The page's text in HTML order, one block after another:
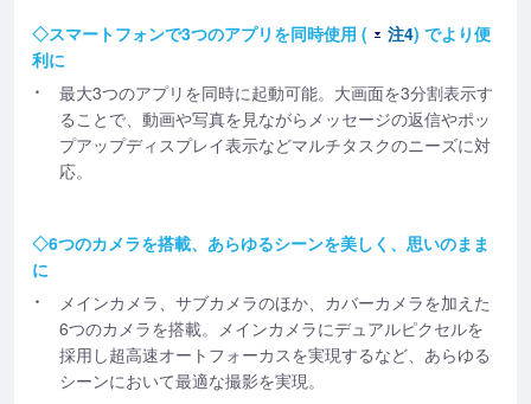
◇スマートフォンで3つのアプリを同時使用 ( 注4) でより便
利に
最大3つのアプリを同時に起動可能。大画面を3分割表示す
ることで、動画や写真を見ながらメッセージの返信やポッ
プアップディスプレイ表示などマルチタスクのニーズに対
応。
◇6つのカメラを搭載、あらゆるシーンを美しく、思いのまま
に
メインカメラ、サブカメラのほか、カバーカメラを加えた
6つのカメラを搭載。メインカメラにデュアルピクセルを
採用し超高速オートフォーカスを実現するなど、あらゆる
シーンにおいて最適な撮影を実現。